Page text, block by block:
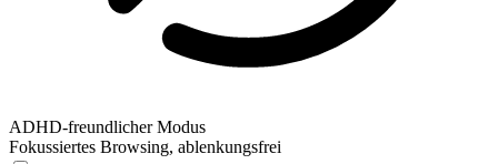
ADHD-freundlicher Modus
Fokussiertes Browsing, ablenkungsfrei